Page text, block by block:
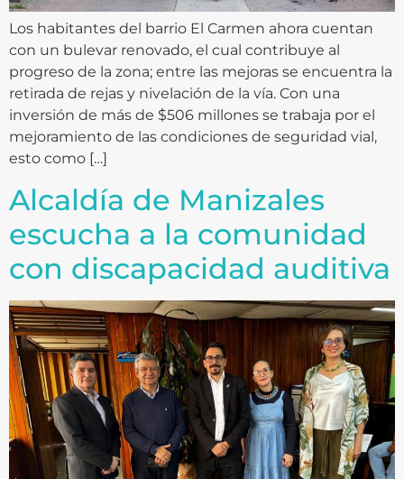
Los habitantes del barrio El Carmen ahora cuentan
con un bulevar renovado, el cual contribuye al
progreso de la zona; entre las mejoras se encuentra la
retirada de rejas y nivelación de la vía. Con una
inversión de más de $506 millones se trabaja por el
mejoramiento de las condiciones de seguridad vial,
esto como […]
Alcaldía de Manizales
escucha a la comunidad
con discapacidad auditiva